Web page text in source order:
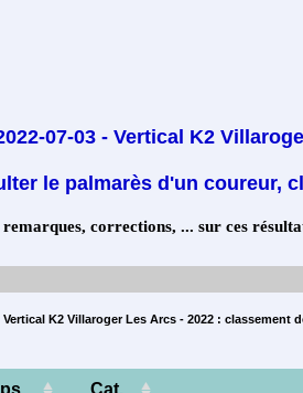
07-03 - Vertical K2
le palmarès d'un coureur,
remarques, corrections, ... sur ces
Vertical K2 Villaroger Les Arcs - 2022 : classement
Cat.